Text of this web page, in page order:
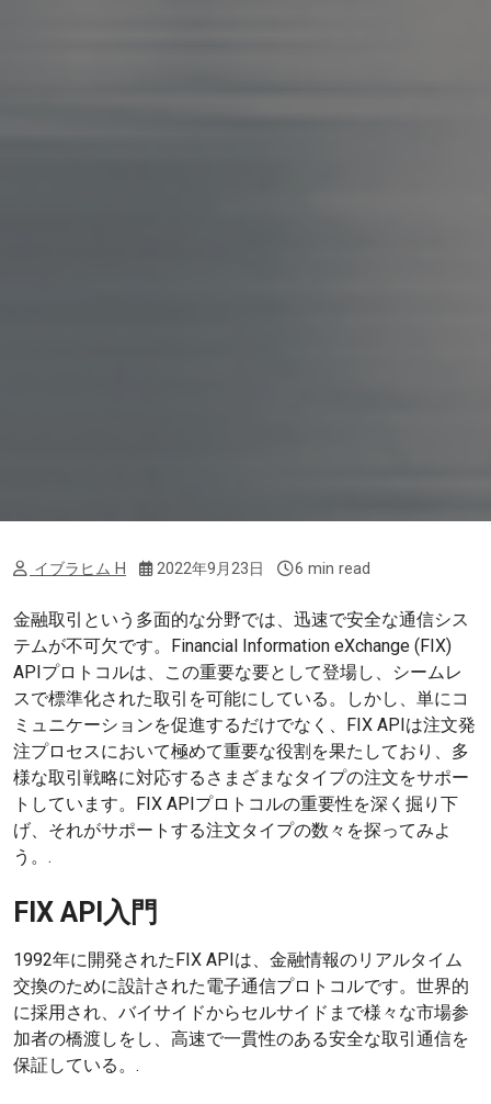
イブラヒム H 2022年9月23日 6 min read
金融取引という多面的な分野では、迅速で安全な通信シス
テムが不可欠です。Financial Information eXchange (FIX)
APIプロトコルは、この重要な要として登場し、シームレ
スで標準化された取引を可能にしている。しかし、単にコ
ミュニケーションを促進するだけでなく、FIX APIは注文発
注プロセスにおいて極めて重要な役割を果たしており、多
様な取引戦略に対応するさまざまなタイプの注文をサポー
トしています。FIX APIプロトコルの重要性を深く掘り下
げ、それがサポートする注文タイプの数々を探ってみよ
う。.
FIX API入門
1992年に開発されたFIX APIは、金融情報のリアルタイム
交換のために設計された電子通信プロトコルです。世界的
に採用され、バイサイドからセルサイドまで様々な市場参
加者の橋渡しをし、高速で一貫性のある安全な取引通信を
保証している。.